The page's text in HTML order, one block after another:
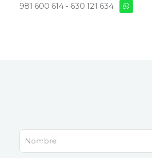
981 600 614- 630 121 634